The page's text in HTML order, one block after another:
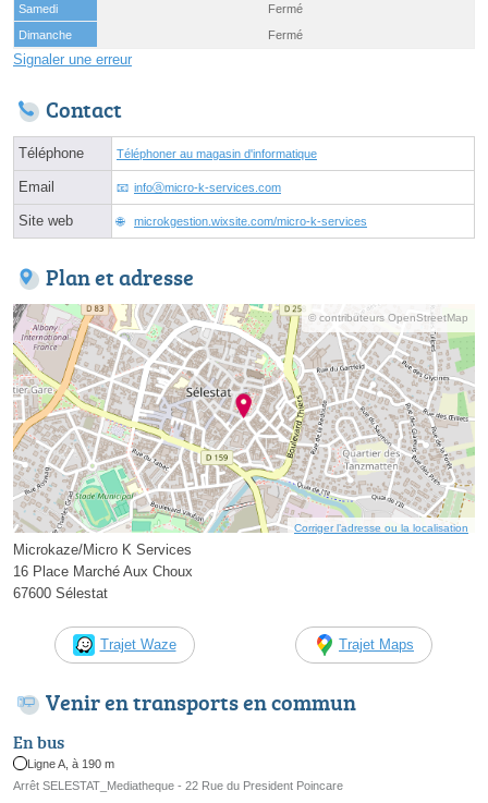
Samedi
Fermé
Dimanche
Fermé
Signaler une erreur
Contact
Téléphone Téléphoner au magasin d'informatique
Email infoⓐmicro-k-services.com
Site web microkgestion.wixsite.com/micro-k-services
Plan et adresse
© contributeurs OpenStreetMap
Corriger l’adresse ou la localisation
Microkaze/Micro K Services
16 Place Marché Aux Choux
67600 Sélestat
Trajet Waze Trajet Maps
Venir en transports en commun
En bus
Ligne A, à 190 m
Arrêt SELESTAT_Mediatheque - 22 Rue du President Poincare